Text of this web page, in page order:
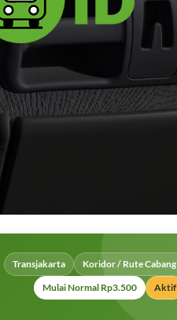
Transjakarta
Koridor / Rute Cabang
Mulai Normal Rp3.500
Aktif